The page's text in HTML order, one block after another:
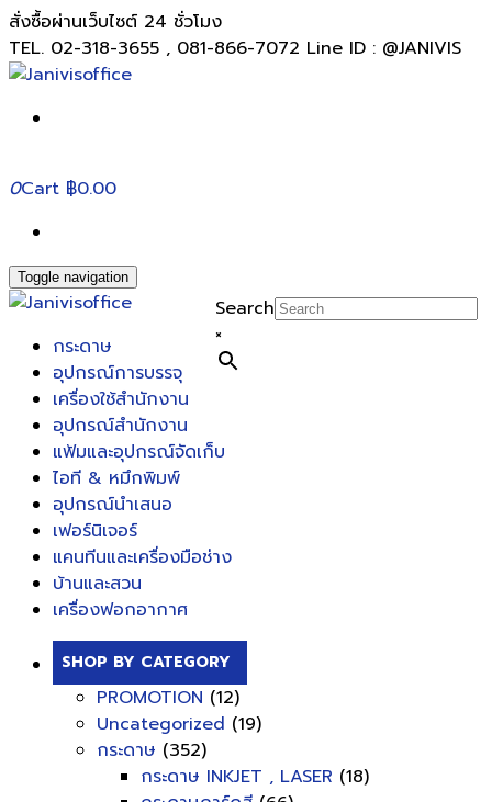
สั่งซื้อผ่านเว็บไซต์ 24 ชั่วโมง
TEL. 02-318-3655 , 081-866-7072 Line ID : @JANIVIS
0Cart ฿0.00
Toggle navigation
Search
×
กระดาษ
อุปกรณ์การบรรจุ
เครื่องใช้สำนักงาน
อุปกรณ์สำนักงาน
แฟ้มและอุปกรณ์จัดเก็บ
ไอที & หมึกพิมพ์
อุปกรณ์นำเสนอ
เฟอร์นิเจอร์
แคนทีนและเครื่องมือช่าง
บ้านและสวน
เครื่องฟอกอากาศ
SHOP BY CATEGORY
PROMOTION (12)
Uncategorized (19)
กระดาษ (352)
กระดาษ INKJET , LASER (18)